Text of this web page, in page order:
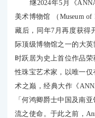
继2024年5月《
美术博物馆 （Museum
藏后，同年7月再度获得
际顶级博物馆之一的大
时跃居为史上首位作品
性珠宝艺术家，以唯一
术之巅，经典大作《
「何鸿卿爵士中国及南
流之使命。于此之前，